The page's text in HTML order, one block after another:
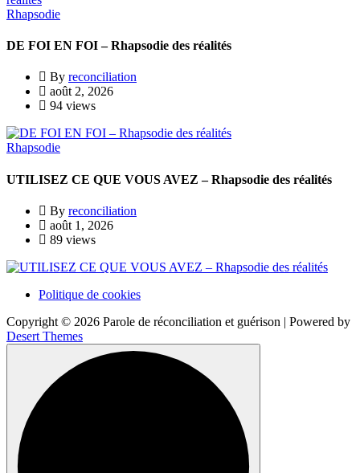
Rhapsodie
DE FOI EN FOI – Rhapsodie des réalités
By reconciliation
août 2, 2026
94 views
Rhapsodie
UTILISEZ CE QUE VOUS AVEZ – Rhapsodie des réalités
By reconciliation
août 1, 2026
89 views
Politique de cookies
Copyright © 2026 Parole de réconciliation et guérison | Powered by
Desert Themes